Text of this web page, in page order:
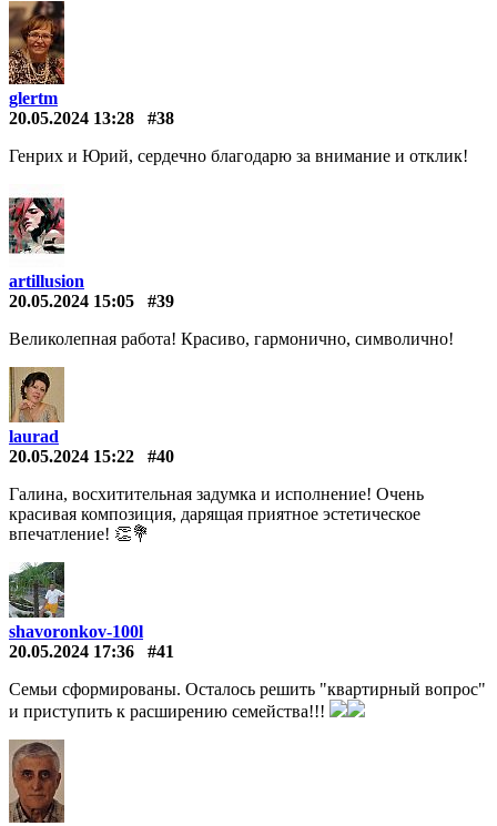
glertm
20.05.2024 13:28
#38
Генрих и Юрий, сердечно благодарю за внимание и отклик!
artillusion
20.05.2024 15:05
#39
Великолепная работа! Красиво, гармонично, символично!
laurad
20.05.2024 15:22
#40
Галина, восхитительная задумка и исполнение! Очень
красивая композиция, дарящая приятное эстетическое
впечатление! 👏💐
shavoronkov-100l
20.05.2024 17:36
#41
Семьи сформированы. Осталось решить "квартирный вопрос"
и приступить к расширению семейства!!!